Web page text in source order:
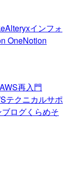
Alteryxインフォ
OneNotion
AWS再入門
テクニカルサポ
ブログくらめそ